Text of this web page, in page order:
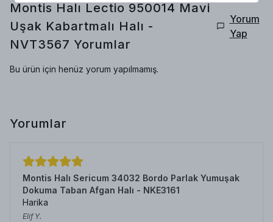
Montis Halı Lectio 950014 Mavi
Uşak Kabartmalı Halı -
NVT3567 Yorumlar
Yorum
Yap
Bu ürün için henüz yorum yapılmamış.
Yorumlar
Montis Halı Sericum 34032 Bordo Parlak Yumuşak
Dokuma Taban Afgan Halı - NKE3161
Harika
Elif Y.